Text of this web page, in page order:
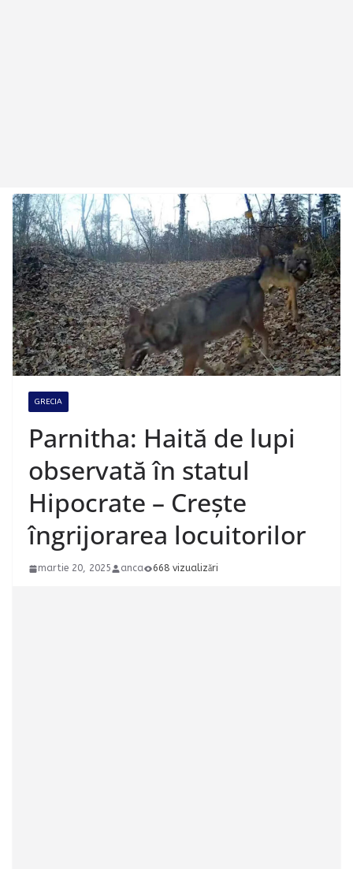
GRECIA
Parnitha: Haită de lupi
observată în statul
Hipocrate – Crește
îngrijorarea locuitorilor
martie 20, 2025 anca 668 vizualizări